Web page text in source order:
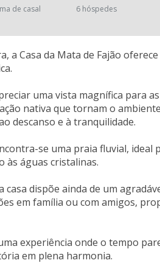
de casal 6 hóspedes
a Casa da Mata de Fajão
uma vista magnífica para
nativa que tornam o
descanso e à tranquilidade.
se uma praia fluvial,
às águas cristalinas.
casa dispõe ainda de um
em família ou com amigos,
experiência onde o tempo
em plena harmonia.